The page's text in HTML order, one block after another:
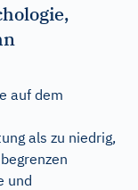
auf dem
als zu niedrig,
und